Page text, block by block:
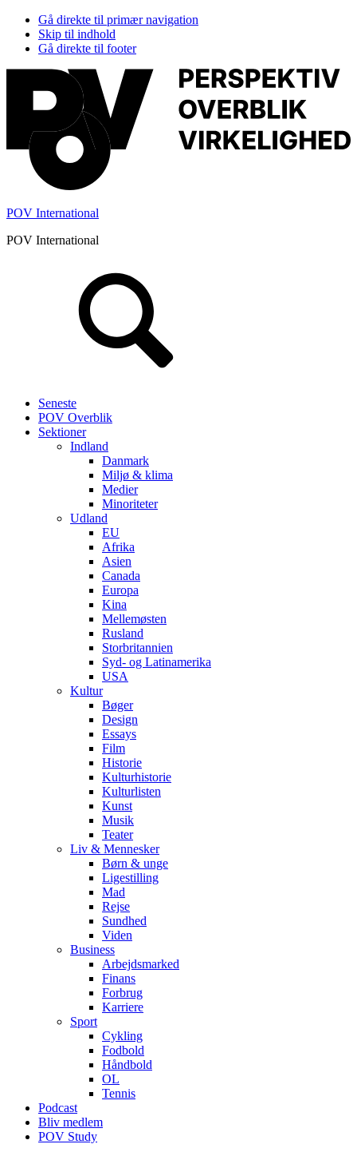
Gå direkte til primær navigation
Skip til indhold
Gå direkte til footer
POV International
POV International
Seneste
POV Overblik
Sektioner
Indland
Danmark
Miljø & klima
Medier
Minoriteter
Udland
EU
Afrika
Asien
Canada
Europa
Kina
Mellemøsten
Rusland
Storbritannien
Syd- og Latinamerika
USA
Kultur
Bøger
Design
Essays
Film
Historie
Kulturhistorie
Kulturlisten
Kunst
Musik
Teater
Liv & Mennesker
Børn & unge
Ligestilling
Mad
Rejse
Sundhed
Viden
Business
Arbejdsmarked
Finans
Forbrug
Karriere
Sport
Cykling
Fodbold
Håndbold
OL
Tennis
Podcast
Bliv medlem
POV Study